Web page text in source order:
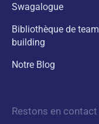
Swagalogue
Bibliothèque de team
building
Notre Blog
Restons en contact